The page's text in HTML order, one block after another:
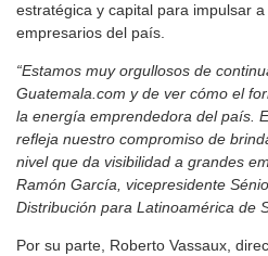
estratégica y capital para impulsar
empresarios del país.
“Estamos muy orgullosos de
Guatemala.com y de ver cómo el
la energía emprendedora del país.
refleja nuestro compromiso de
nivel que da visibilidad a grandes
Ramón García, vicepresidente
Distribución para Latinoamérica de
Por su parte, Roberto Vassaux,